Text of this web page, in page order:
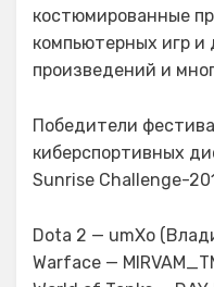
костюмированные
компьютерных игр
произведений и
Победители
киберспортивных
Sunrise Challenge-
Dota 2 — umXo
Warface —